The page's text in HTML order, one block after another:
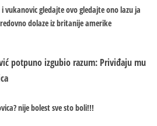
vukanovic gledajte ovo gledajte ono lazu ja
dolaze iz britanije amerike
potpuno izgubio razum: Priviđaju mu
nije bolest sve sto boli!!!